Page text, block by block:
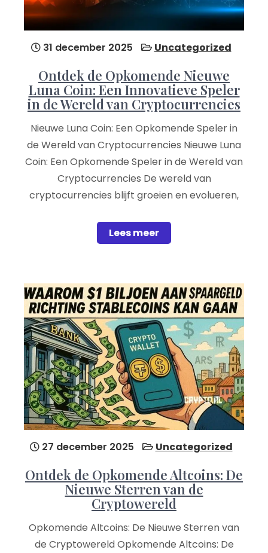
31 december 2025 Uncategorized
Ontdek de Opkomende Nieuwe
Luna Coin: Een Innovatieve Speler
in de Wereld van Cryptocurrencies
Nieuwe Luna Coin: Een Opkomende Speler in
de Wereld van Cryptocurrencies Nieuwe Luna
Coin: Een Opkomende Speler in de Wereld van
Cryptocurrencies De wereld van
cryptocurrencies blijft groeien en evolueren,
Lees meer
27 december 2025 Uncategorized
Ontdek de Opkomende Altcoins: De
Nieuwe Sterren van de
Cryptowereld
Opkomende Altcoins: De Nieuwe Sterren van
de Cryptowereld Opkomende Altcoins: De